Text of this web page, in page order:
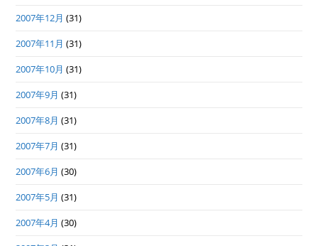
2007年12月 (31)
2007年11月 (31)
2007年10月 (31)
2007年9月 (31)
2007年8月 (31)
2007年7月 (31)
2007年6月 (30)
2007年5月 (31)
2007年4月 (30)